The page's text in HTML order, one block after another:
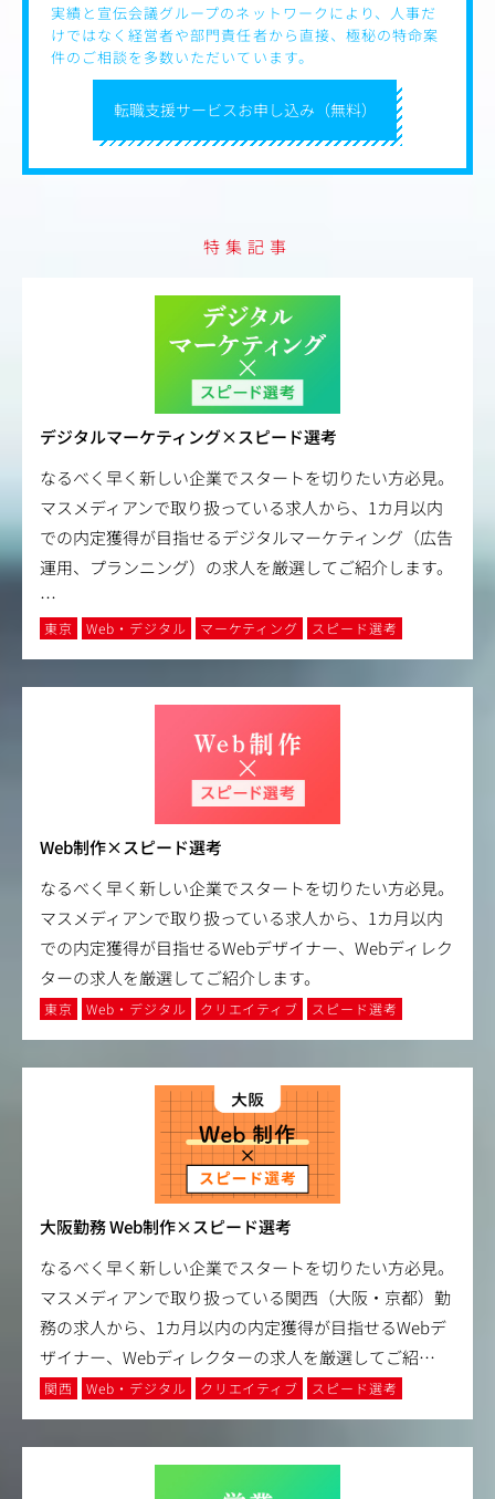
転職支援サービスお申し込み（無料）
実績と宣伝会議グループのネットワークにより、人事だ
けではなく経営者や部門責任者から直接、極秘の特命案
件のご相談を多数いただいています。
特集記事
デジタルマーケティング×スピード選考
なるべく早く新しい企業でスタートを切りたい方必見。
マスメディアンで取り扱っている求人から、1カ月以内
での内定獲得が目指せるデジタルマーケティング（広告
運用、プランニング）の求人を厳選してご紹介します。
…
東京 Web・デジタル マーケティング スピード選考
Web制作×スピード選考
なるべく早く新しい企業でスタートを切りたい方必見。
マスメディアンで取り扱っている求人から、1カ月以内
での内定獲得が目指せるWebデザイナー、Webディレク
ターの求人を厳選してご紹介します。
東京 Web・デジタル クリエイティブ スピード選考
大阪勤務 Web制作×スピード選考
なるべく早く新しい企業でスタートを切りたい方必見。
マスメディアンで取り扱っている関西（大阪・京都）勤
務の求人から、1カ月以内の内定獲得が目指せるWebデ
ザイナー、Webディレクターの求人を厳選してご紹…
関西 Web・デジタル クリエイティブ スピード選考